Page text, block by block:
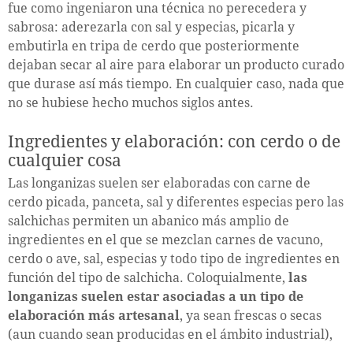
fue como ingeniaron una técnica no perecedera y
sabrosa: aderezarla con sal y especias, picarla y
embutirla en tripa de cerdo que posteriormente
dejaban secar al aire para elaborar un producto curado
que durase así más tiempo. En cualquier caso, nada que
no se hubiese hecho muchos siglos antes.
Ingredientes y elaboración: con cerdo o de
cualquier cosa
Las longanizas suelen ser elaboradas con carne de
cerdo picada, panceta, sal y diferentes especias pero las
salchichas permiten un abanico más amplio de
ingredientes en el que se mezclan carnes de vacuno,
cerdo o ave, sal, especias y todo tipo de ingredientes en
función del tipo de salchicha. Coloquialmente, las
longanizas suelen estar asociadas a un tipo de
elaboración más artesanal, ya sean frescas o secas
(aun cuando sean producidas en el ámbito industrial),